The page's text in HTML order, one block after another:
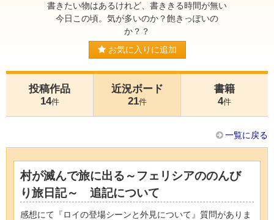
書きたい物はあるけれど、書ききる時間が無い
今日この頃。気が多いのか？飽きっぽいの
か？？
お気に入りに追加
投稿作品
14件
近況ボード
21件
書籍
4件
一覧に戻る
村が滅んで旅に出る～フェリシアののんび
り旅日記～ 追記について
感想にて『ロイの登場シーンと外見について』質問がありま